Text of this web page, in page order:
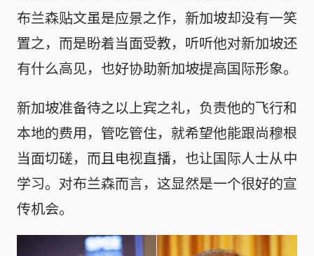
布兰森贴文虽是应景之作，新加坡却没有一笑
置之，而是盼着当面受教，听听他对新加坡还
有什么高见，也好协助新加坡提高国际形象。
新加坡准备待之以上宾之礼，负责他的飞行和
本地的费用，管吃管住，就希望他能跟尚穆根
当面切磋，而且电视直播，也让国际人士从中
学习。对布兰森而言，这显然是一个很好的宣
传机会。